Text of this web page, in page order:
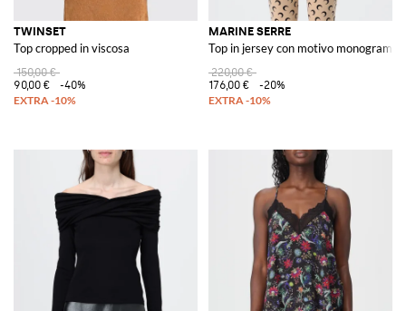
TWINSET
Top cropped in viscosa
150,00 €
90,00 €
-40%
MARINE SERRE
Top in jersey con motivo monogram
220,00 €
176,00 €
-20%